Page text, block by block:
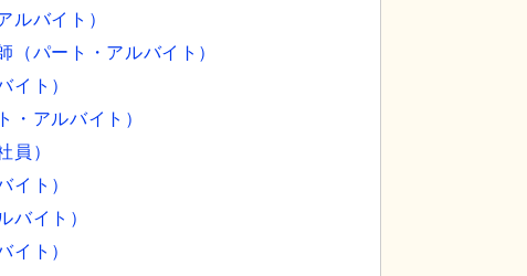
ルバイト）
（パート・アルバイト）
イト）
・アルバイト）
員）
イト）
バイト）
イト）